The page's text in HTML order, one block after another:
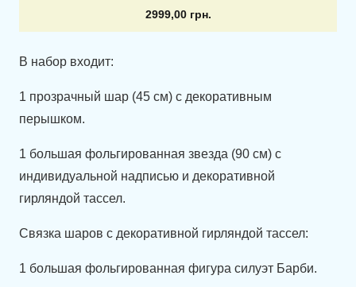
2999,00 грн.
В набор входит:
1 прозрачный шар (45 см) с декоративным
перышком.
1 большая фольгированная звезда (90 см) с
индивидуальной надписью и декоративной
гирляндой тассел.
Связка шаров с декоративной гирляндой тассел:
1 большая фольгированная фигура силуэт Барби.